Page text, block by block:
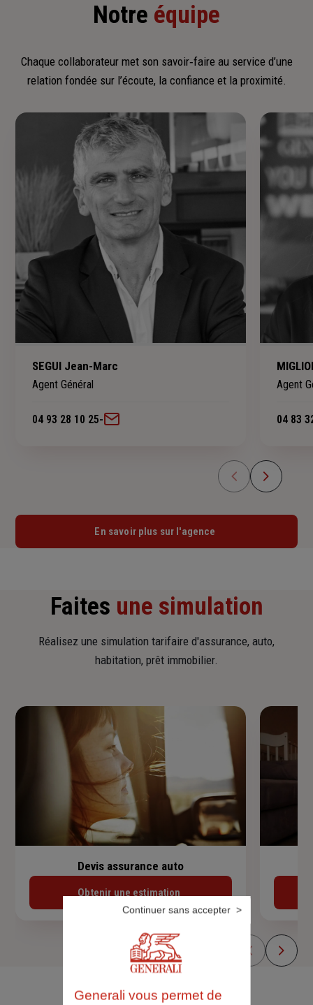
Notre équipe
Chaque collaborateur met son savoir‑faire au service d’une
relation fondée sur l’écoute, la confiance et la proximité.
SEGUI Jean-Marc
Agent Général
04 93 28 10 25-
Agent
04 83
En savoir plus sur l'agence
Faites une simulation
Réalisez une simulation tarifaire d'assurance, auto,
habitation, prêt immobilier.
Devis assurance auto
Obtenir une estimation
Generali vous permet de
Continuer sans accepter